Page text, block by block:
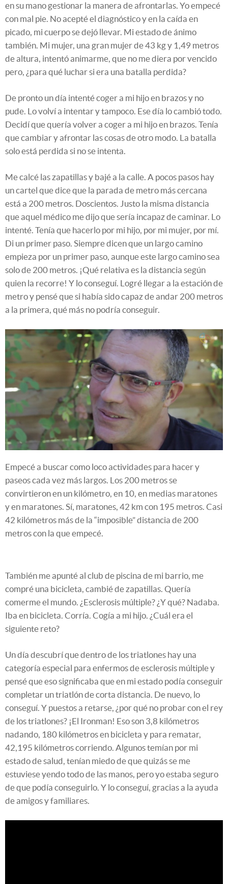
en su mano gestionar la manera de afrontarlas. Yo empecé
con mal pie. No acepté el diagnóstico y en la caída en
picado, mi cuerpo se dejó llevar. Mi estado de ánimo
también. Mi mujer, una gran mujer de 43 kg y 1,49 metros
de altura, intentó animarme, que no me diera por vencido
pero, ¿para qué luchar si era una batalla perdida?
De pronto un día intenté coger a mi hijo en brazos y no
pude. Lo volví a intentar y tampoco. Ese día lo cambió todo.
Decidí que quería volver a coger a mi hijo en brazos. Tenía
que cambiar y afrontar las cosas de otro modo. La batalla
solo está perdida si no se intenta.
Me calcé las zapatillas y bajé a la calle. A pocos pasos hay
un cartel que dice que la parada de metro más cercana
está a 200 metros. Doscientos. Justo la misma distancia
que aquel médico me dijo que sería incapaz de caminar. Lo
intenté. Tenía que hacerlo por mi hijo, por mi mujer, por mí.
Di un primer paso. Siempre dicen que un largo camino
empieza por un primer paso, aunque este largo camino sea
solo de 200 metros. ¡Qué relativa es la distancia según
quien la recorre! Y lo conseguí. Logré llegar a la estación de
metro y pensé que si había sido capaz de andar 200 metros
a la primera, qué más no podría conseguir.
Empecé a buscar como loco actividades para hacer y
paseos cada vez más largos. Los 200 metros se
convirtieron en un kilómetro, en 10, en medias maratones
y en maratones. Sí, maratones, 42 km con 195 metros. Casi
42 kilómetros más de la “imposible” distancia de 200
metros con la que empecé.
También me apunté al club de piscina de mi barrio, me
compré una bicicleta, cambié de zapatillas. Quería
comerme el mundo. ¿Esclerosis múltiple? ¿Y qué? Nadaba.
Iba en bicicleta. Corría. Cogía a mi hijo. ¿Cuál era el
siguiente reto?
Un día descubrí que dentro de los triatlones hay una
categoría especial para enfermos de esclerosis múltiple y
pensé que eso significaba que en mi estado podía conseguir
completar un triatlón de corta distancia. De nuevo, lo
conseguí. Y puestos a retarse, ¿por qué no probar con el rey
de los triatlones? ¡El Ironman! Eso son 3,8 kilómetros
nadando, 180 kilómetros en bicicleta y para rematar,
42,195 kilómetros corriendo. Algunos temían por mi
estado de salud, tenían miedo de que quizás se me
estuviese yendo todo de las manos, pero yo estaba seguro
de que podía conseguirlo. Y lo conseguí, gracias a la ayuda
de amigos y familiares.